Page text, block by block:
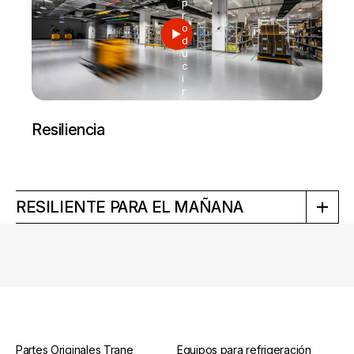
r
o
d
u
c
i
r
Resiliencia
RESILIENTE PARA EL MAÑANA
Partes Originales Trane Equipos para refrigeración